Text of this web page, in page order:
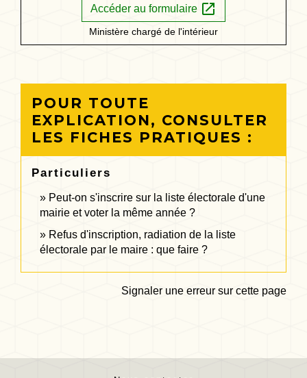
Accéder au formulaire open_in_new
Ministère chargé de l'intérieur
POUR TOUTE
EXPLICATION, CONSULTER
LES FICHES PRATIQUES :
Particuliers
Peut-on s'inscrire sur la liste électorale d'une
mairie et voter la même année ?
Refus d'inscription, radiation de la liste
électorale par le maire : que faire ?
Signaler une erreur sur cette page